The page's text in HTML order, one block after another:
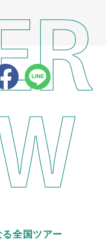
全国ツアー